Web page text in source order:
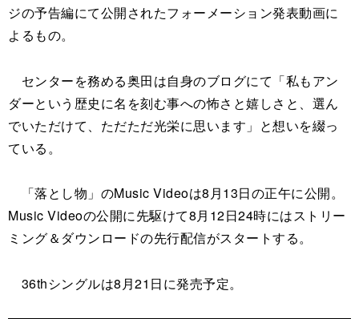
ジの予告編にて公開されたフォーメーション発表動画に
よるもの。
センターを務める奥田は自身のブログにて「私もアン
ダーという歴史に名を刻む事への怖さと嬉しさと、選ん
でいただけて、ただただ光栄に思います」と想いを綴っ
ている。
「落とし物」のMusic Videoは8月13日の正午に公開。
Music Videoの公開に先駆けて8月12日24時にはストリー
ミング＆ダウンロードの先行配信がスタートする。
36thシングルは8月21日に発売予定。